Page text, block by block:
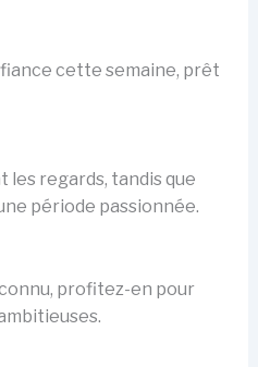
cette semaine, prêt
regards, tandis que
période passionnée.
profitez-en pour